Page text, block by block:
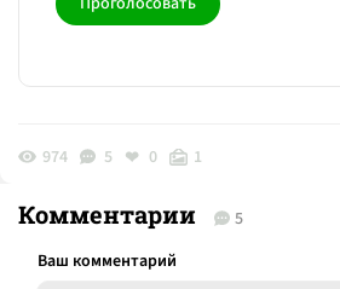
974 5 0 1
Комментарии 5